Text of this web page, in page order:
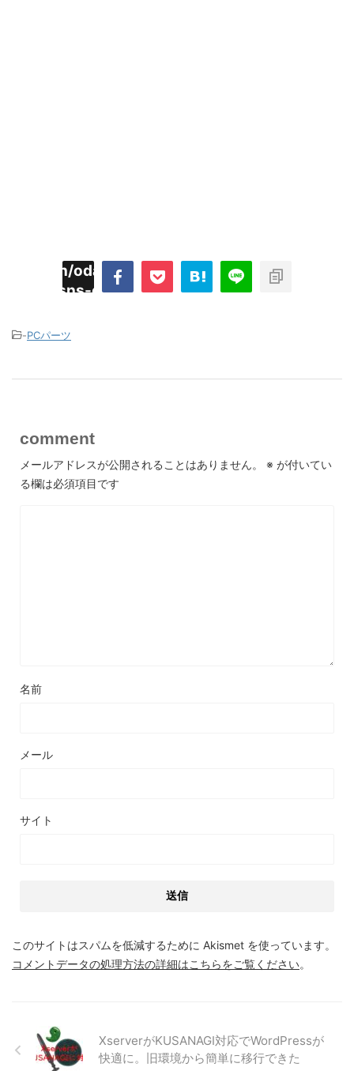
odaiji.com/public_html/blog/wp-
sns-count-cache/sns-count-
-PCパーツ
comment
メールアドレスが公開されることはありません。 ※ が付いてい
る欄は必須項目です
名前
メール
サイト
このサイトはスパムを低減するために Akismet を使っています。
コメントデータの処理方法の詳細はこちらをご覧ください。
XserverがKUSANAGI対応でWordPressが
快適に。旧環境から簡単に移行できた